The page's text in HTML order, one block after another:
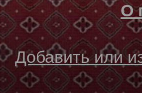
О
Добавить или